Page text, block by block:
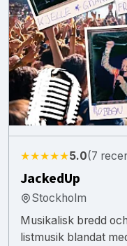
★★★★★5.0(7
JackedUp
Stockholm
Musikalisk bredd
listmusik blandat